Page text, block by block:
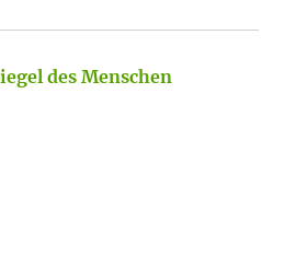
des Menschen